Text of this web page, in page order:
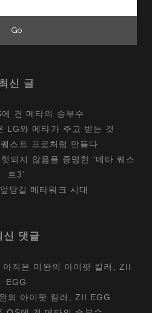
신 글
건 메타의 승부수
LG와 메타가 주고 받는 것
스트 프로처럼 만들다
되지 않음을 증명한 ‘메타 퀘스
트3’
당길 메타워크 시대
신 댓글
아직은 미완의 아이팟 킬러, ZII
EGG
의 아이팟 킬러, ZII EGG